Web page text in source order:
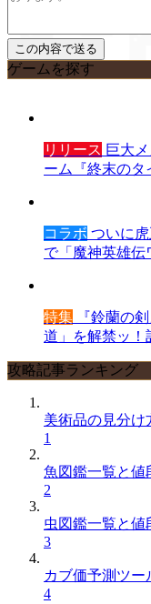
ゲームを探す
リリース 巨大
ーム『終末のタ
コラボ ついに
で「魔神英雄伝
特集 『鈴蘭の
道」を解禁ッ！
攻略記事ランキング
美術品の見分け
1
魚図鑑一覧と値
2
虫図鑑一覧と値
3
カブ価予測ツー
4